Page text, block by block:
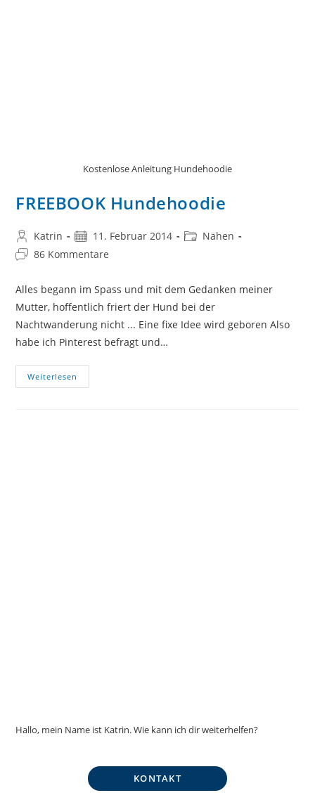
Kostenlose Anleitung Hundehoodie
FREEBOOK Hundehoodie
Beitrags-
Autor:
Katrin
Beitrag
veröffentlicht:
11. Februar 2014
Beitrags-
Nähen
Beitrags-
86 Kommentare
Alles begann im Spass und mit dem Gedanken meiner
Mutter, hoffentlich friert der Hund bei der
Nachtwanderung nicht ... Eine fixe Idee wird geboren Also
habe ich Pinterest befragt und…
Weiterlesen
Hundehoodie
Hallo, mein Name ist Katrin. Wie kann ich dir weiterhelfen?
KONTAKT